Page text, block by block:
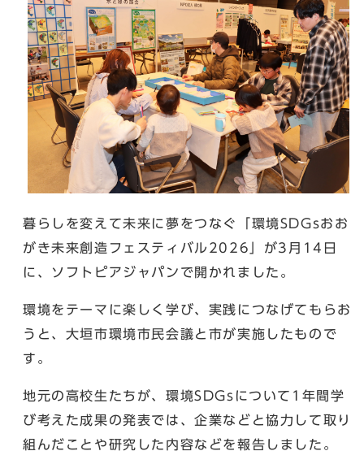
暮らしを変えて未来に夢をつなぐ「環境SDGsおお
がき未来創造フェスティバル2026」が3月14日
に、ソフトピアジャパンで開かれました。
環境をテーマに楽しく学び、実践につなげてもらお
うと、大垣市環境市民会議と市が実施したもので
す。
地元の高校生たちが、環境SDGsについて1年間学
び考えた成果の発表では、企業などと協力して取り
組んだことや研究した内容などを報告しました。